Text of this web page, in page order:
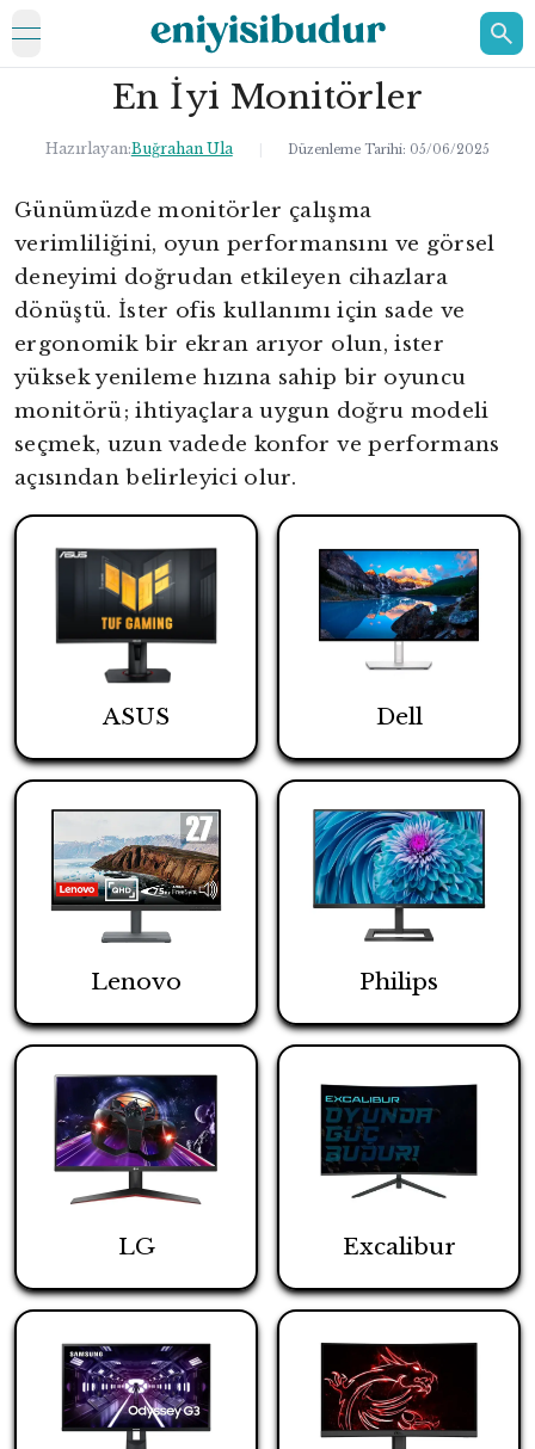
open navigation menu
ELEKTRONİK
EV
KOZMETİK
HAKKIMIZDA
İLETİŞİM
En İyi Monitörler
Hazırlayan:Buğrahan Ula Düzenleme Tarihi: 05/06/2025
Günümüzde monitörler çalışma
verimliliğini, oyun performansını ve görsel
deneyimi doğrudan etkileyen cihazlara
dönüştü. İster ofis kullanımı için sade ve
ergonomik bir ekran arıyor olun, ister
yüksek yenileme hızına sahip bir oyuncu
monitörü; ihtiyaçlara uygun doğru modeli
seçmek, uzun vadede konfor ve performans
açısından belirleyici olur.
ASUS Dell
Lenovo Philips
LG Excalibur